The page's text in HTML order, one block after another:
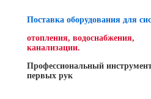
Поставка оборудования для
отопления, водоснабжения,
канализации.
Профессиональный
первых рук